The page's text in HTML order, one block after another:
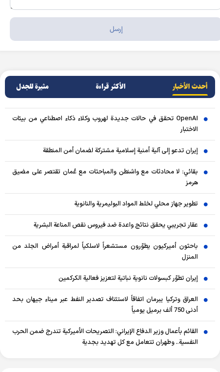
أحدث الأخبار الأکثر قراءة مثيرة للجدل
OpenAI تحقق في حالات جديدة لهروب وكلاء ذكاء اصطناعي من بيئات
الاختبار
إيران تدعو إلى آلية أمنية إسلامية مشتركة لضمان أمن المنطقة
بقائي: لا محادثات مع واشنطن والمباحثات مع عُمان تقتصر على مضيق
هرمز
تطوير جهاز محلي لخلط المواد البوليمرية والنانوية
عقار تجريبي يحقق نتائج واعدة ضد فيروس نقص المناعة البشرية
باحثون أميركيون يطوّرون مستشعراً لاسلكياً لمراقبة أمراض الجلد من
المنزل
إيران تطوّر كبسولات نانوية نباتية لتعزيز فعالية الكركمين
العراق وتركيا يبرمان اتفاقاً لاستئناف تصدير النفط عبر ميناء جيهان بحد
أدنى 750 ألف برميل يومياً
القائم بأعمال وزير الدفاع الإيراني: التصريحات الأميركية تندرج ضمن الحرب
النفسية.. وطهران تتعامل مع كل تهديد بجدية